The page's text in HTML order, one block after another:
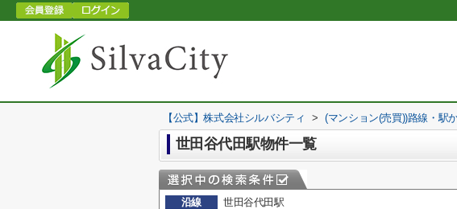
【公式】株式会社シルバシティ > (マンション(売買))路線・駅
世田谷代田駅物件一覧
沿線
世田谷代田駅